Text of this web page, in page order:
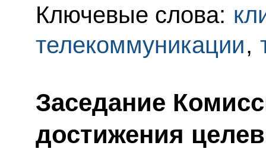
Ключевые слова:
телекоммуникации,
Заседание
достижения